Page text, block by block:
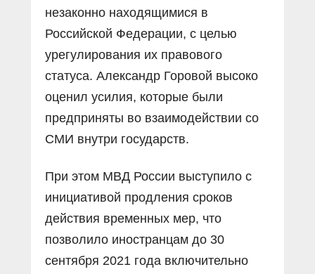
незаконно находящимися в
Российской Федерации, с целью
урегулирования их правового
статуса. Александр Горовой высоко
оценил усилия, которые были
предприняты во взаимодействии со
СМИ внутри государств.
При этом МВД России выступило с
инициативой продления сроков
действия временных мер, что
позволило иностранцам до 30
сентября 2021 года включительно